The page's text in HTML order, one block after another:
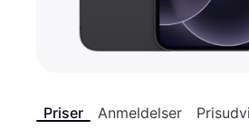
Priser Anmeldelser